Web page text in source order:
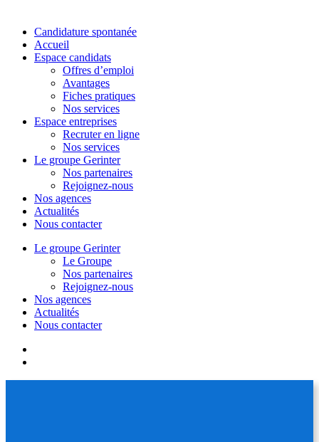
Close
Menu
Candidature spontanée
Accueil
Espace candidats
Offres d’emploi
Avantages
Fiches pratiques
Nos services
Espace entreprises
Recruter en ligne
Nos services
Le groupe Gerinter
Nos partenaires
Rejoignez-nous
Nos agences
Actualités
Nous contacter
Le groupe Gerinter
Le Groupe
Nos partenaires
Rejoignez-nous
Nos agences
Actualités
Nous contacter